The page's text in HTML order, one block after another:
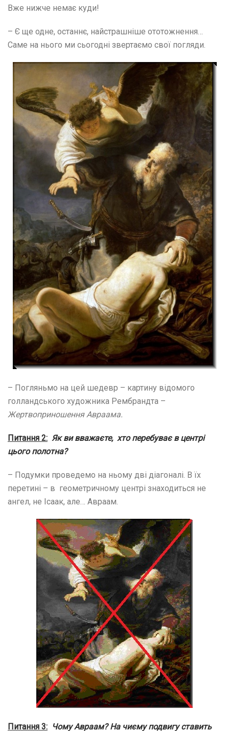
Вже нижче немає куди!
– Є ще одне, останнє, найстрашніше ототожнення…
Саме на нього ми сьогодні звертаємо свої погляди.
– Погляньмо на цей шедевр – картину відомого
голландського художника Рембрандта –
Жертвоприношення Авраама.
Питання 2: Як ви вважаєте, хто перебуває в центрі
цього полотна?
– Подумки проведемо на ньому дві діагоналі. В їх
перетині – в геометричному центрі знаходиться не
ангел, не Ісаак, але… Авраам.
Питання 3: Чому Авраам? На чиєму подвигу ставить